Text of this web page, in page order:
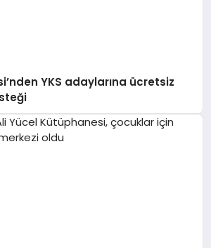
YKS adaylarına ücretsiz